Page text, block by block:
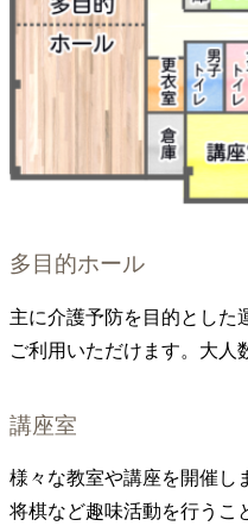
多目的ホール
主に介護予防を目的とした
ご利用いただけます。大人
講座室
様々な教室や講座を開催し
将棋など趣味活動を行うこ